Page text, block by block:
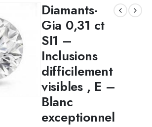
Diamants-
Gia 0,31 ct
SI1 –
Inclusions
difficilement
visibles , E –
Blanc
exceptionnel